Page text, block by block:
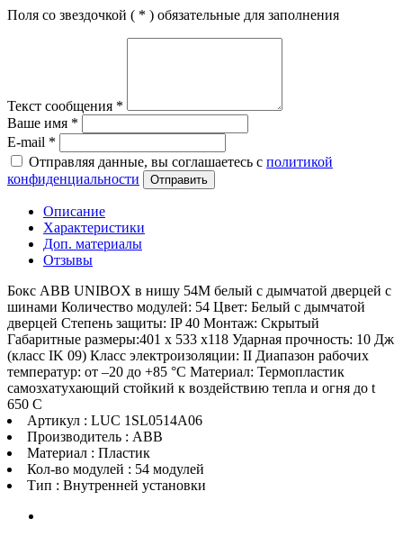
Поля со звездочкой ( * ) обязательные для заполнения
Текст сообщения *
Ваше имя *
E-mail *
Отправляя данные, вы соглашаетесь с политикой
конфиденциальности
Отправить
Описание
Характеристики
Доп. материалы
Отзывы
Бокс ABB UNIBOX в нишу 54M белый с дымчатой дверцей с
шинами Количество модулей: 54 Цвет: Белый с дымчатой
дверцей Степень защиты: IP 40 Монтаж: Скрытый
Габаритные размеры:401 x 533 x118 Ударная прочность: 10 Дж
(класс IK 09) Класс электроизоляции: II Диапазон рабочих
температур: от –20 до +85 °C Материал: Термопластик
самозхатухающий стойкий к воздействию тепла и огня до t
650 C
Артикул : LUC 1SL0514A06
Производитель : ABB
Материал : Пластик
Кол-во модулей : 54 модулей
Тип : Внутренней установки